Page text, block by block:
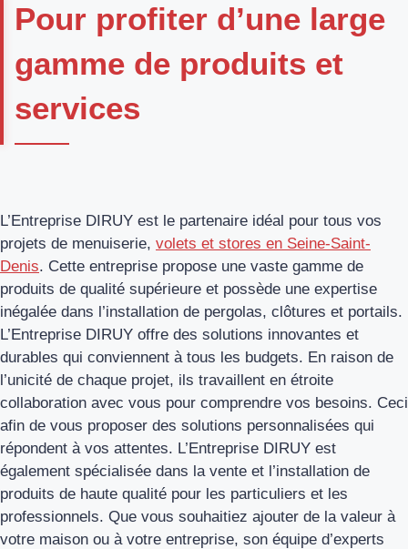
Pour profiter d’une large
gamme de produits et
services
L’Entreprise DIRUY est le partenaire idéal pour tous vos
projets de menuiserie, volets et stores en Seine-Saint-
Denis. Cette entreprise propose une vaste gamme de
produits de qualité supérieure et possède une expertise
inégalée dans l’installation de pergolas, clôtures et portails.
L’Entreprise DIRUY offre des solutions innovantes et
durables qui conviennent à tous les budgets. En raison de
l’unicité de chaque projet, ils travaillent en étroite
collaboration avec vous pour comprendre vos besoins. Ceci
afin de vous proposer des solutions personnalisées qui
répondent à vos attentes. L’Entreprise DIRUY est
également spécialisée dans la vente et l’installation de
produits de haute qualité pour les particuliers et les
professionnels. Que vous souhaitiez ajouter de la valeur à
votre maison ou à votre entreprise, son équipe d’experts